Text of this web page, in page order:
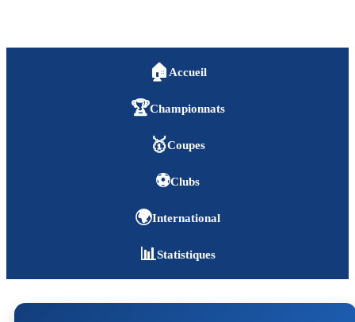
🏠 Accueil
🏆Championnats
🥇Coupes
⚽Clubs
🌍International
📊Statistiques